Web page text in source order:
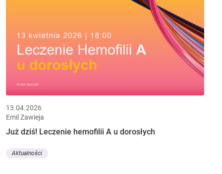
13.04.2026
Emil Zawieja
Już dziś! Leczenie hemofilii A u dorosłych
Aktualności